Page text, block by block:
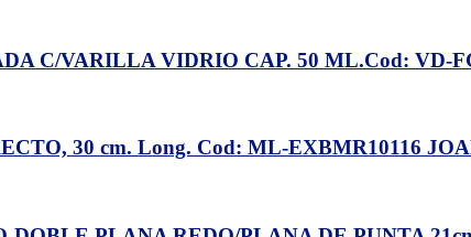
C/VARILLA VIDRIO CAP. 50 ML.Cod: VD-
30 cm. Long. Cod: ML-EXBMR10116